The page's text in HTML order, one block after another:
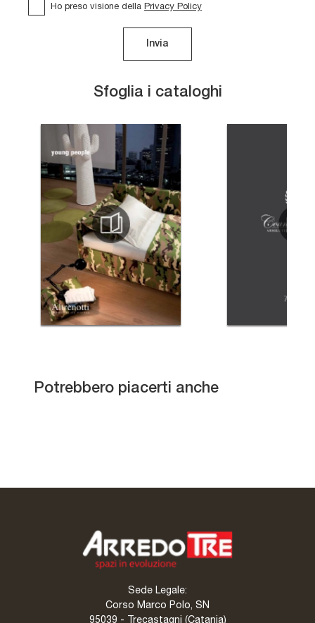
Sfoglia i cataloghi
Ho preso visione della Privacy Policy
Invia
Potrebbero piacerti anche
Bi-Vintage
Bi-Moon
Sede Legale:
Corso Marco Polo, SN
95039 - Trecastagni (Catania)